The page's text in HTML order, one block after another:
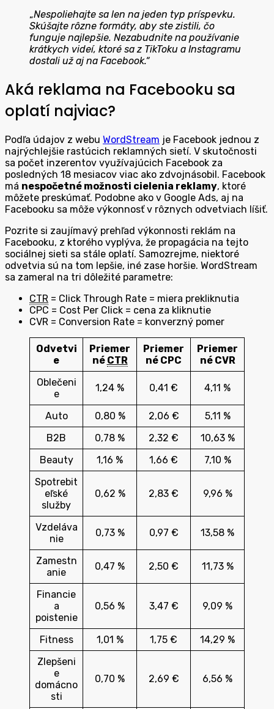
„Nespoliehajte sa len na jeden typ príspevku.
Skúšajte rôzne formáty, aby ste zistili, čo
funguje najlepšie. Nezabudnite na používanie
krátkych videí, ktoré sa z TikToku a Instagramu
dostali už aj na Facebook.“
Aká reklama na Facebooku sa
oplatí najviac?
Podľa údajov z webu WordStream je Facebook jednou z
najrýchlejšie rastúcich reklamných sietí. V skutočnosti
sa počet inzerentov využívajúcich Facebook za
posledných 18 mesiacov viac ako zdvojnásobil. Facebook
má nespočetné možnosti cielenia reklamy, ktoré
môžete preskúmať. Podobne ako v Google Ads, aj na
Facebooku sa môže výkonnosť v rôznych odvetviach líšiť.
Pozrite si zaujímavý prehľad výkonnosti reklám na
Facebooku, z ktorého vyplýva, že propagácia na tejto
sociálnej sieti sa stále oplatí. Samozrejme, niektoré
odvetvia sú na tom lepšie, iné zase horšie. WordStream
sa zameral na tri dôležité parametre:
CTR = Click Through Rate = miera prekliknutia
CPC = Cost Per Click = cena za kliknutie
CVR = Conversion Rate = konverzný pomer
Odvetvi
e
Priemer
né CTR
Priemer
né CPC
Priemer
né CVR
Oblečeni
e
1,24 % 0,41 € 4,11 %
Auto 0,80 % 2,06 €
5,11 %
B2B
0,78 % 2,32 €
10,63 %
Beauty
1,16 % 1,66 €
7,10 %
Spotrebit
eľské
služby
0,62 % 2,83 € 9,96 %
Vzdeláva
nie
0,73 % 0,97 € 13,58 %
Zamestn
anie
0,47 % 2,50 € 11,73 %
Financie
a
poistenie
0,56 % 3,47 € 9,09 %
Fitness 1,01 % 1,75 €
14,29 %
Zlepšeni
e
domácno
sti
0,70 % 2,69 € 6,56 %